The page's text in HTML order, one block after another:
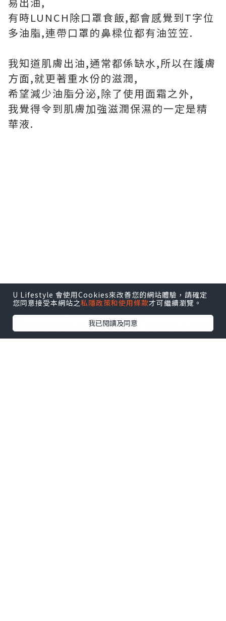
有時LUNCH除口罩食飯,都會感覺到T字位
多油脂,連帶口罩的鼻樑位都有油笠笠.
我知道肌膚出油,通常都係缺水,所以在護膚
方面,就更著重水份的滋潤,
希望減少油脂分泌,除了使用面霜之外,
我覺得令到肌膚加強滋潤保濕的一定是精
華液.
要數我喜歡精華液,莫過於Lancome 小黑
瓶(Advanced Génifique),
可說我家常駐必備的精華液,喜歡它水潤的
U Lifestyle 會使用Cookies來改善您的網站體驗，請確定
您同意接受本網站之私隱政策和使用條款才可繼續瀏覽。
我已閱讀及同意